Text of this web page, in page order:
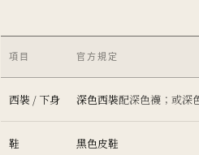
項目 官方規定
西裝 / 下身 深色西裝配深色襪；或深
鞋 黑色皮鞋